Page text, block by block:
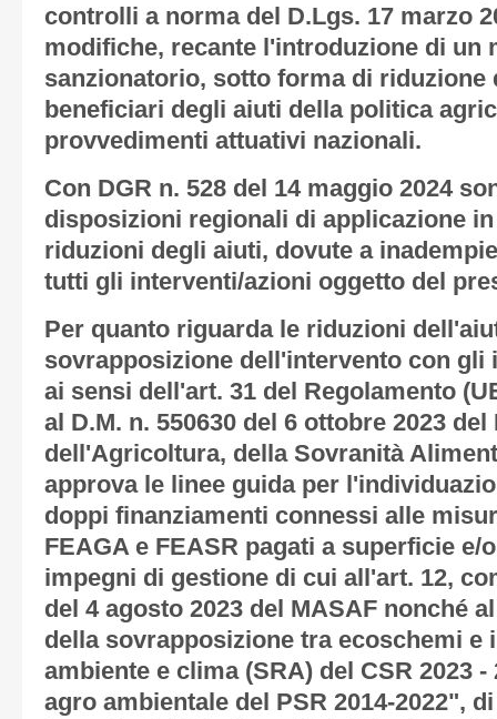
controlli a norma del D.Lgs. 17 marzo
modifiche, recante l'introduzione di un
sanzionatorio, sotto forma di riduzione
beneficiari degli aiuti della politica
provvedimenti attuativi nazionali.
Con DGR n. 528 del 14 maggio 2024
disposizioni regionali di applicazione
riduzioni degli aiuti, dovute a
tutti gli interventi/azioni oggetto del
Per quanto riguarda le riduzioni
sovrapposizione dell'intervento con gli
ai sensi dell'art. 31 del Regolamento
al D.M. n. 550630 del 6 ottobre 2023
dell'Agricoltura, della Sovranità
approva le linee guida per
doppi finanziamenti connessi alle
FEAGA e FEASR pagati a superficie e/
impegni di gestione di cui all'art. 12,
del 4 agosto 2023 del MASAF nonché
della sovrapposizione tra ecoschemi e
ambiente e clima (SRA) del CSR 2023
agro ambientale del PSR 2014-2022",